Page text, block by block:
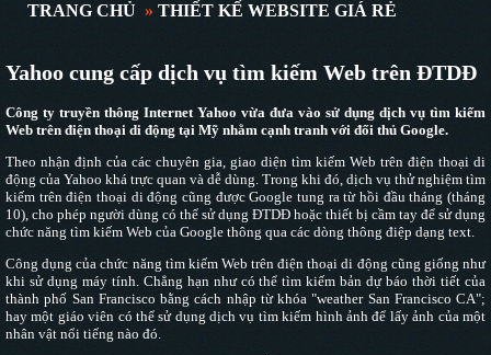
TRANG CHỦ » THIẾT KẾ WEBSITE GIÁ RẺ
Yahoo cung cấp dịch vụ tìm kiếm Web trên ĐTDĐ
Công ty truyền thông Internet Yahoo vừa đưa vào sử dụng dịch vụ tìm kiếm
Web trên điện thoại di động tại Mỹ nhằm cạnh tranh với đối thủ Google.
Theo nhận định của các chuyên gia, giao diện tìm kiếm Web trên điện thoại di
động của Yahoo khá trực quan và dễ dùng. Trong khi đó, dịch vụ thử nghiệm tìm
kiếm trên điện thoại di động cũng được Google tung ra từ hồi đầu tháng (tháng
10), cho phép người dùng có thể sử dụng ĐTDĐ hoặc thiết bị cầm tay để sử dụng
chức năng tìm kiếm Web của Google thông qua các dòng thông điệp dạng text.
Công dụng của chức năng tìm kiếm Web trên điện thoại di động cũng giống như
khi sử dụng máy tính. Chẳng hạn như có thể tìm kiếm bản dự báo thời tiết của
thành phố San Francisco bằng cách nhập từ khóa "weather San Francisco CA";
hay một giáo viên có thể sử dụng dịch vụ tìm kiếm hình ảnh để lấy ảnh của một
nhân vật nổi tiếng nào đó.